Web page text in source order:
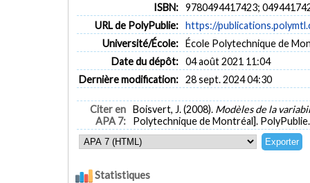
ISBN: 9780494417423;
URL de PolyPublie: https://
Université/École: École Polytechnique de
Date du dépôt: 04 août 2021 11:04
Dernière modification: 28 sept. 2024 04:30
Citer en
APA 7:
Boisvert, J. (2008). Modèles de la
Polytechnique de Montréal].
Statistiques